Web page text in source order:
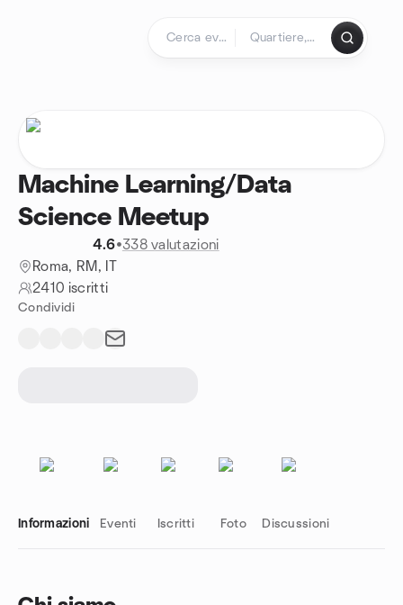
Machine Learning/Data
Science Meetup
4.6•338 valutazioni
Roma, RM, IT
2410 iscritti
Condividi
Informazioni Eventi Iscritti Foto Discussioni